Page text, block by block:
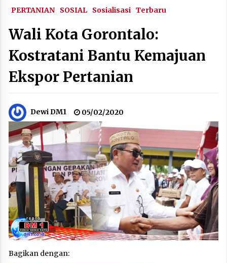
PERTANIAN SOSIAL Sosialisasi Terbaru
Wali Kota Gorontalo:
Kostratani Bantu Kemajuan
Ekspor Pertanian
Dewi DM1 05/02/2020
Bagikan dengan: